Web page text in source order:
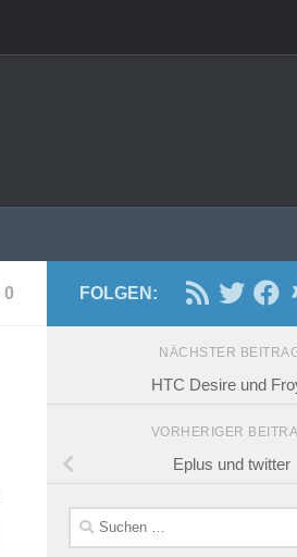
0 FOLGEN:
NÄCHSTER
HTC Desire und
VORHERIGER
Eplus und twitter
Suchen
nach: